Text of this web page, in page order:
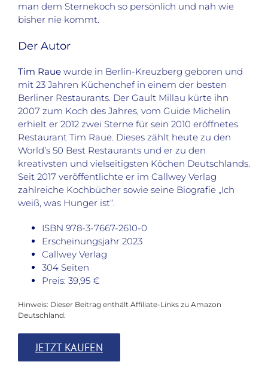
man dem Sternekoch so persönlich und nah wie
bisher nie kommt.
Der Autor
Tim Raue wurde in Berlin-Kreuzberg geboren und
mit 23 Jahren Küchenchef in einem der besten
Berliner Restaurants. Der Gault Millau kürte ihn
2007 zum Koch des Jahres, vom Guide Michelin
erhielt er 2012 zwei Sterne für sein 2010 eröffnetes
Restaurant Tim Raue. Dieses zählt heute zu den
World’s 50 Best Restaurants und er zu den
kreativsten und vielseitigsten Köchen Deutschlands.
Seit 2017 veröffentlichte er im Callwey Verlag
zahlreiche Kochbücher sowie seine Biografie „Ich
weiß, was Hunger ist“.
ISBN 978-3-7667-2610-0
Erscheinungsjahr 2023
Callwey Verlag
304 Seiten
Preis: 39,95 €
Hinweis: Dieser Beitrag enthält Affiliate-Links zu Amazon
Deutschland.
JETZT KAUFEN